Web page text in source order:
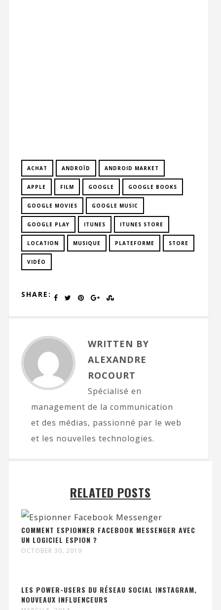
ACHAT ANDROÏD ANDROID MARKET
APPLE FILM GOOGLE GOOGLE BOOKS
GOOGLE MOVIES GOOGLE MUSIC
GOOGLE PLAY ITUNES ITUNES STORE
LOCATION MUSIQUE PLATEFORME STORE
VIDÉO
SHARE:
WRITTEN BY
ALEXANDRE
ROCOURT
Spécialisé en
management de la communication
et des médias, passionné par le web
et les nouvelles technologies.
RELATED POSTS
COMMENT ESPIONNER FACEBOOK MESSENGER AVEC
UN LOGICIEL ESPION ?
OCTOBER 30, 2019
LES POWER-USERS DU RÉSEAU SOCIAL INSTAGRAM,
NOUVEAUX INFLUENCEURS